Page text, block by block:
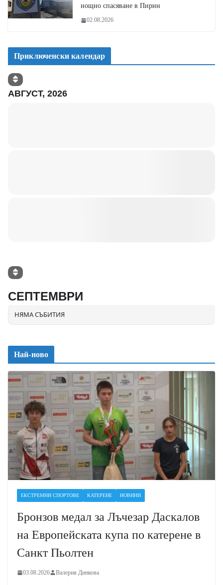
нощно спасяване в Пирин
02.08.2026
Приключенски календар
АВГУСТ, 2026
СЕПТЕМВРИ
НЯМА СЪБИТИЯ
Най-ново
ЕКСТРЕМНИ СПОРТОВЕ КАТЕРЕНЕ НОВИНИ
Бронзов медал за Лъчезар Даскалов
на Европейската купа по катерене в
Санкт Пьолтен
03.08.2026 Валерия Динкова